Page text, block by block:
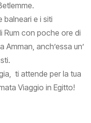
balneari e i siti
Rum con poche ore di
anch’essa un’
ti attende per la tua
Viaggio in Egitto!